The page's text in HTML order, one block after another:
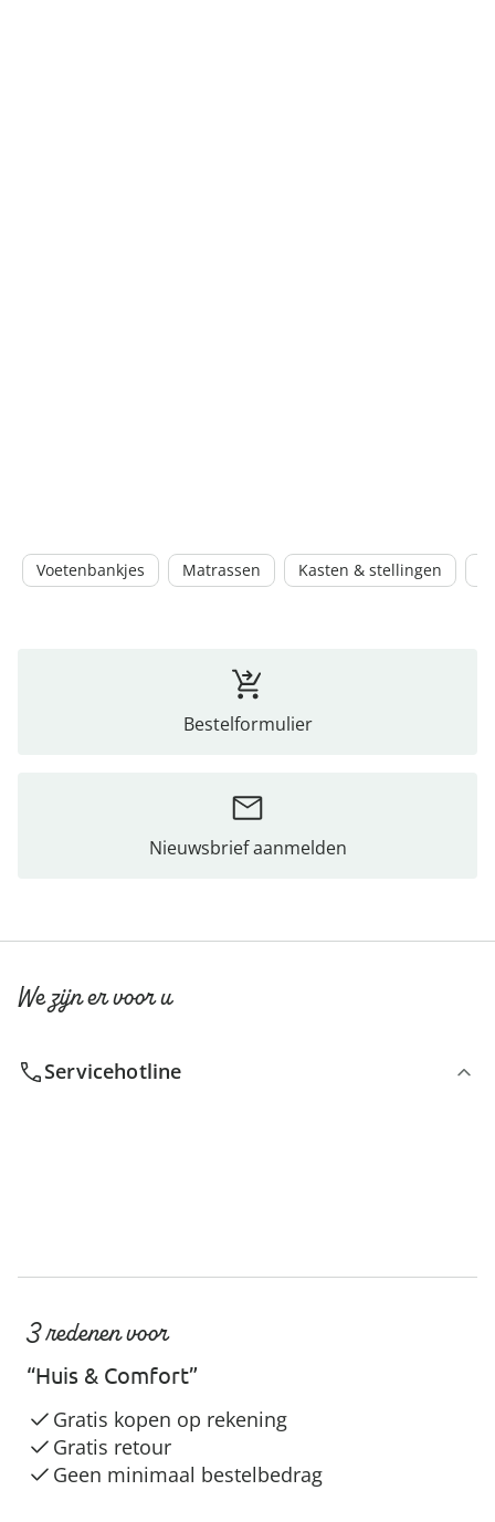
Voetenbankjes Matrassen Kasten & stellingen
Bestelformulier
Nieuwsbrief aanmelden
We zijn er voor u
Servicehotline
3 redenen voor
“Huis & Comfort”
Gratis kopen op rekening
Gratis retour
Geen minimaal bestelbedrag